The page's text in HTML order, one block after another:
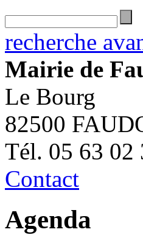
recherche
Mairie de
Le Bourg
82500
Tél. 05 63 02
Contact
Agenda